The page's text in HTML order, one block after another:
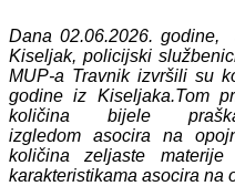
Dana 02.06.2026.
Kiseljak, policijski
MUP-a Travnik izvršili su
godine iz Kiseljaka.Tom
količina bijele
izgledomasocira na
količinazeljaste
karakteristikama asocira na